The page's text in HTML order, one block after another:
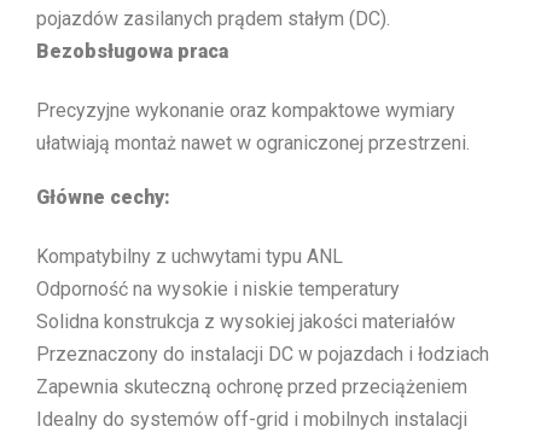
pojazdów zasilanych prądem stałym (DC).
Bezobsługowa praca
Precyzyjne wykonanie oraz kompaktowe wymiary
ułatwiają montaż nawet w ograniczonej przestrzeni.
Główne cechy:
Kompatybilny z uchwytami typu ANL
Odporność na wysokie i niskie temperatury
Solidna konstrukcja z wysokiej jakości materiałów
Przeznaczony do instalacji DC w pojazdach i łodziach
Zapewnia skuteczną ochronę przed przeciążeniem
Idealny do systemów off-grid i mobilnych instalacji